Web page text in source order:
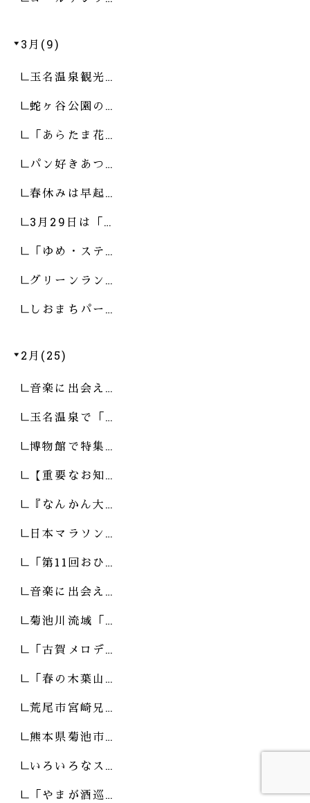
3月(9)
玉名温泉観光…
蛇ヶ谷公園の…
「あらたま花…
パン好きあつ…
春休みは早起…
3月29日は「…
「ゆめ・ステ…
グリーンラン…
しおまちパー…
2月(25)
音楽に出会え…
玉名温泉で「…
博物館で特集…
【重要なお知…
『なんかん大…
日本マラソン…
「第11回おひ…
音楽に出会え…
菊池川流域「…
「古賀メロデ…
「春の木葉山…
荒尾市宮崎兄…
熊本県菊池市…
いろいろなス…
「やまが酒巡…